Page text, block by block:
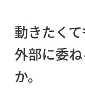
動きたく
外部に委
か。